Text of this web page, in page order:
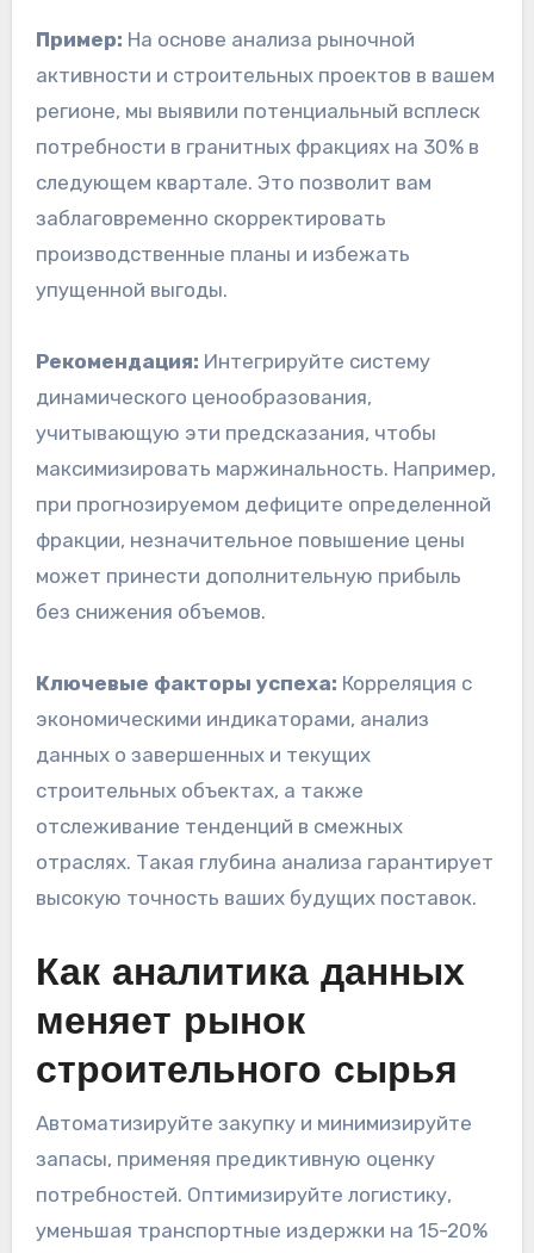
Пример: На основе анализа рыночной
активности и строительных проектов в вашем
регионе, мы выявили потенциальный всплеск
потребности в гранитных фракциях на 30% в
следующем квартале. Это позволит вам
заблаговременно скорректировать
производственные планы и избежать
упущенной выгоды.
Рекомендация: Интегрируйте систему
динамического ценообразования,
учитывающую эти предсказания, чтобы
максимизировать маржинальность. Например,
при прогнозируемом дефиците определенной
фракции, незначительное повышение цены
может принести дополнительную прибыль
без снижения объемов.
Ключевые факторы успеха: Корреляция с
экономическими индикаторами, анализ
данных о завершенных и текущих
строительных объектах, а также
отслеживание тенденций в смежных
отраслях. Такая глубина анализа гарантирует
высокую точность ваших будущих поставок.
Как аналитика данных
меняет рынок
строительного сырья
Автоматизируйте закупку и минимизируйте
запасы, применяя предиктивную оценку
потребностей. Оптимизируйте логистику,
уменьшая транспортные издержки на 15-20%